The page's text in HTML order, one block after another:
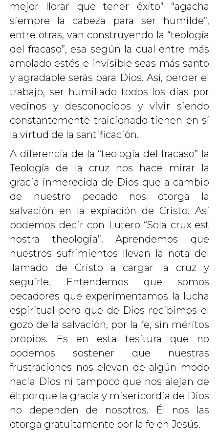
mejor llorar que tener éxito” “agacha
siempre la cabeza para ser humilde”,
entre otras, van construyendo la “teología
del fracaso”, esa según la cual entre más
amolado estés e invisible seas más santo
y agradable serás para Dios. Así, perder el
trabajo, ser humillado todos los días por
vecinos y desconocidos y vivir siendo
constantemente traicionado tienen en sí
la virtud de la santificación.
A diferencia de la “teología del fracaso” la
Teología de la cruz nos hace mirar la
gracia inmerecida de Dios que a cambio
de nuestro pecado nos otorga la
salvación en la expiación de Cristo. Así
podemos decir con Lutero “Sola crux est
nostra theologia”. Aprendemos que
nuestros sufrimientos llevan la nota del
llamado de Cristo a cargar la cruz y
seguirle. Entendemos que somos
pecadores que experimentamos la lucha
espiritual pero que de Dios recibimos el
gozo de la salvación, por la fe, sin méritos
propios. Es en esta tesitura que no
podemos sostener que nuestras
frustraciones nos elevan de algún modo
hacia Dios ni tampoco que nos alejan de
él: porque la gracia y misericordia de Dios
no dependen de nosotros. Él nos las
otorga gratuitamente por la fe en Jesús.